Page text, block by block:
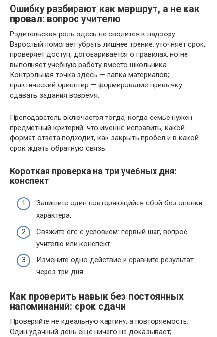
Ошибку разбирают как маршрут, а не как
провал: вопрос учителю
Родительская роль здесь не сводится к надзору.
Взрослый помогает убрать лишнее трение: уточняет срок,
проверяет доступ, договаривается о правилах, но не
выполняет учебную работу вместо школьника.
Контрольная точка здесь — папка материалов;
практический ориентир — формирование привычку
сдавать задания вовремя.
Преподаватель включается тогда, когда семье нужен
предметный критерий: что именно исправить, какой
формат ответа подходит, как закрыть пробел и в какой
срок ждать обратную связь.
Короткая проверка на три учебных дня:
конспект
Запишите один повторяющийся сбой без оценки
характера.
Свяжите его с условием: первый шаг, вопрос
учителю или конспект.
Измените одно действие и сравните результат
через три дня.
Как проверить навык без постоянных
напоминаний: срок сдачи
Проверяйте не идеальную картину, а повторяемость.
Один удачный день еще ничего не доказывает;